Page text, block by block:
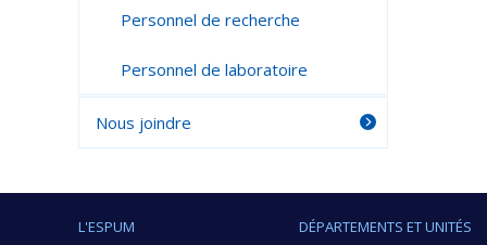
Personnel de recherche
Personnel de laboratoire
Nous joindre
L'ESPUM DÉPARTEMENTS ET UNITÉS